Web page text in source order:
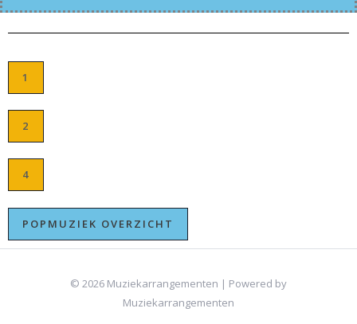
1
2
4
POPMUZIEK OVERZICHT
© 2026 Muziekarrangementen | Powered by
Muziekarrangementen